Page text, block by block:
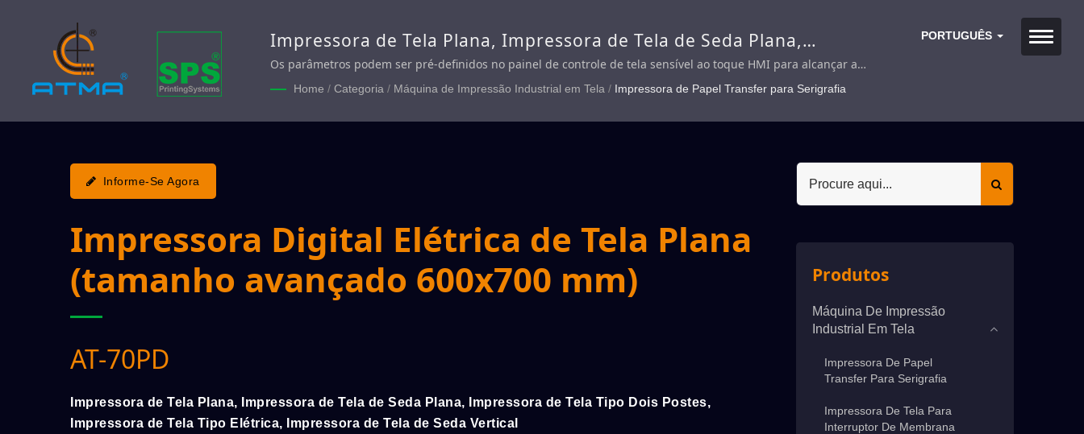
PORTUGUÊS
Impressora de Tela Plana, Impressora de Tela de Seda Plana,
Impressora de Tela Tipo Dois Postes, Impressora de Tela Tipo Elétrica,
Impressora de Tela de Seda Vertical
Os parâmetros podem ser pré-definidos no painel de controle de tela sensível ao toque HMI para alcançar a
baixo rapidamente e posicionamento preciso.
Home / Categoria / Máquina de Impressão Industrial em Tela / Impressora de Papel Transfer para Serigrafia
Informe-Se Agora
Impressora Digital Elétrica de Tela Plana
(tamanho avançado 600x700 mm)
AT-70PD
Impressora de Tela Plana, Impressora de Tela de Seda Plana, Impressora de Tela Tipo Dois Postes,
Impressora de Tela Tipo Elétrica, Impressora de Tela de Seda Vertical
Produtos
Máquina De Impressão
Industrial Em Tela
Impressora De Papel
Transfer Para Serigrafia
Impressora De Tela Para
Interruptor De Membrana